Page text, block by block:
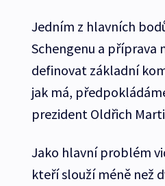
Jedním z hlavních
Schengenu a příprava
definovat základní
jak má,
prezident Oldřich
Jako hlavní problém
kteří slouží méně než